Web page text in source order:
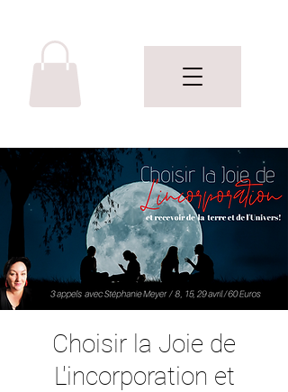
Choisir la Joie de
L'incorporation et